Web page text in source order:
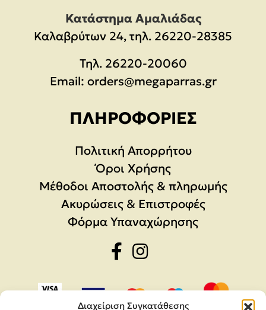
Διαχείριση Συγκατάθεσης
Κατάστημα Αμαλιάδας
Καλαβρύτων 24, τηλ. 26220-28385
Τηλ. 26220-20060
Email: orders@megaparras.gr
ΠΛΗΡΟΦΟΡΊΕΣ
Πολιτική Απορρήτου
Όροι Χρήσης
Μέθοδοι Αποστολής & πληρωμής
Ακυρώσεις & Επιστροφές
Φόρμα Υπαναχώρησης